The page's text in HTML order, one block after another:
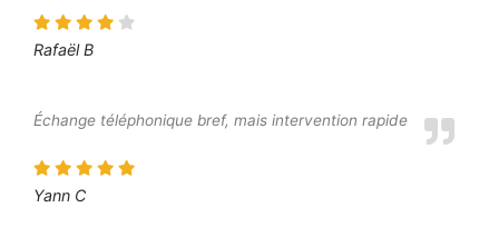
Rafaël B
Échange téléphonique bref, mais intervention rapide
Yann C